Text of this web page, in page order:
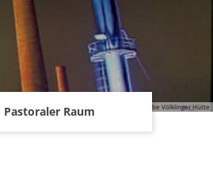
© Gerhard Kassner - Weltkulturerbe Völklinger Hütte
Pastoraler Raum